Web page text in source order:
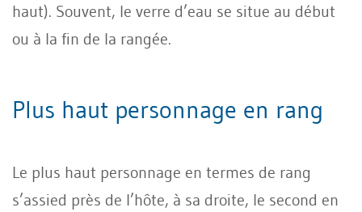
haut). Souvent, le verre d’eau se situe au début
ou à la fin de la rangée.
Plus haut personnage en rang
Le plus haut personnage en termes de rang
s’assied près de l’hôte, à sa droite, le second en